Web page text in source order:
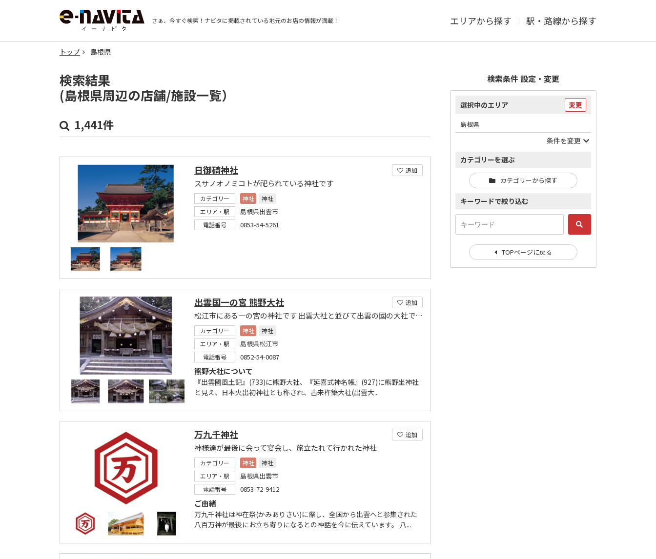
さぁ、今すぐ検索！ ナビタに掲載されている地元のお店の情報が満載！ エリアから探す 駅・路線から探す
トップ 島根県
検索結果
(島根県周辺の店舗/施設一覧）
1,441件
追加
日御碕神社
スサノオノミコトが祀られている神社です
カテゴリー 神社
神社
エリア・駅
島根県出雲市
電話番号 0853-54-5261
追加
出雲国一の宮 熊野大社
松江市にある一の宮の神社です 出雲大社と並びて出雲の國の大社であります
カテゴリー 神社
神社
エリア・駅
島根県松江市
電話番号 0852-54-0087
熊野大社について
『出雲國風土記』(733)に熊野大社、『延喜式神名帳』(927)に熊野坐神社
と見え、日本火出初神社とも称され、古来杵築大社(出雲大...
追加
万九千神社
神様達が最後に会って宴会し、旅立たれて行かれた神社
カテゴリー 神社
神社
エリア・駅
島根県出雲市
電話番号 0853-72-9412
ご由緒
万九千神社は神在祭(かみありさい)に際し、全国から出雲へと参集された
八百万神が最後にお立ち寄りになるとの神話を今に伝えています。 八...
検索条件 設定・変更
選択中のエリア 変更
島根県
条件を変更
カテゴリーを選ぶ
カテゴリーから探す
キーワードで絞り込む
TOPページに戻る